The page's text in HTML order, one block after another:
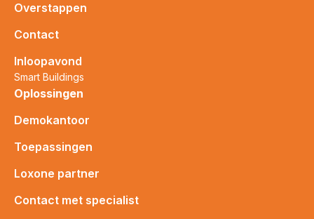
Overstappen
Contact
Inloopavond
Smart Buildings
Oplossingen
Demokantoor
Toepassingen
Loxone partner
Contact met specialist